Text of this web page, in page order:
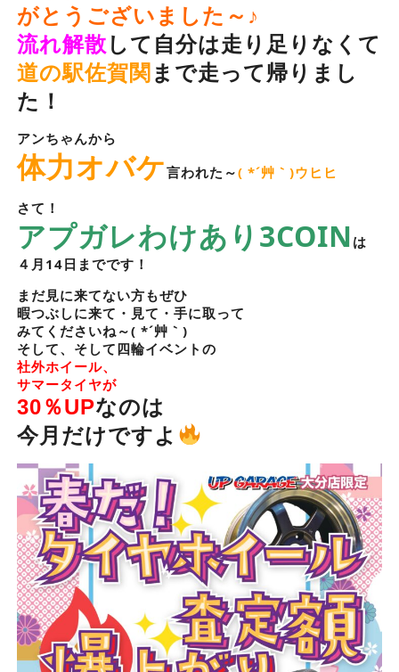
がとうございました～♪
流れ解散 して自分は走り足りなくて
道の駅佐賀関 まで走って帰りまし
た！
アンちゃんから
体力オバケ言われた～( *´艸｀)ウヒヒ
さて！
アプガレわけあり3COIN は
４月14日までです！
まだ見に来てない方もぜひ
暇つぶしに来て・見て・手に取って
みてくださいね～( *´艸｀)
そして、そして四輪イベントの
社外ホイール、
サマータイヤが
30％UPなのは
今月だけですよ